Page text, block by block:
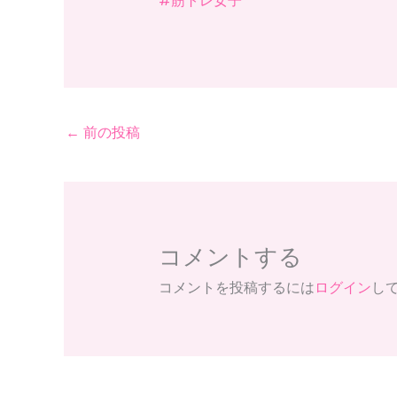
← 前の投稿
コメントする
コメントを投稿するにはログインし